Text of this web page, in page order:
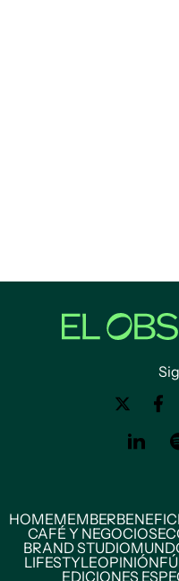
HOMEMEMBER
CAFÉ Y NEGOCIOS
BRAND STUDIO
LIFESTYLEOPINIÓN
EDICIONES